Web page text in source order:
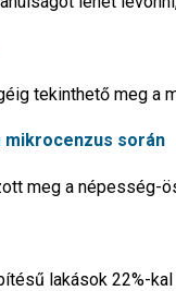
tekinthető meg a
mikrocenzus során
meg a népesség-
lakások 22%-